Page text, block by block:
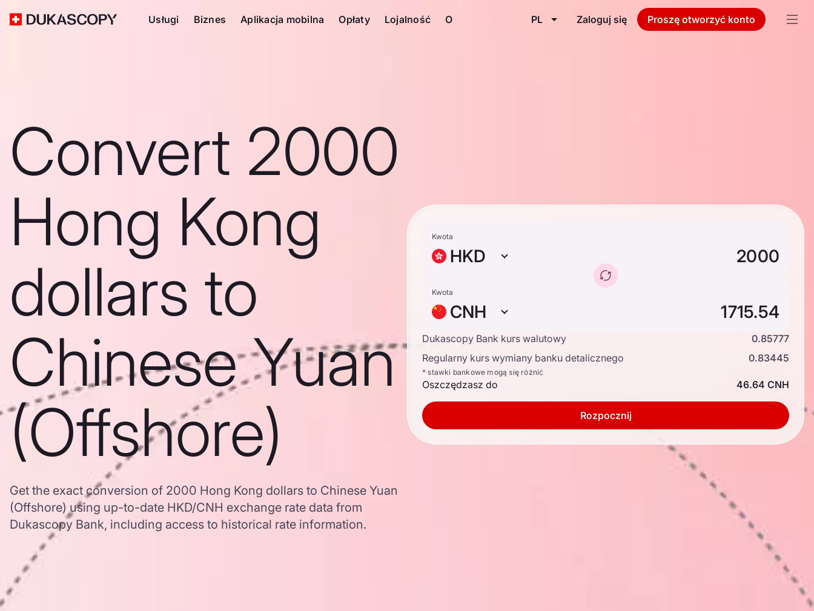
Usługi Biznes Aplikacja mobilna Opłaty Lojalność O PL Zaloguj się Proszę otworzyć konto
Convert 2000
Hong Kong
dollars to
Chinese Yuan
(Offshore)
Get the exact conversion of 2000 Hong Kong dollars to Chinese Yuan
(Offshore) using up-to-date HKD/CNH exchange rate data from
Dukascopy Bank, including access to historical rate information.
Kwota
HKD
Kwota
CNH
Dukascopy Bank kurs walutowy
0.85777
Regularny kurs wymiany banku detalicznego
0.83445
* stawki bankowe mogą się różnić
Oszczędzasz do 46.64 CNH
Rozpocznij